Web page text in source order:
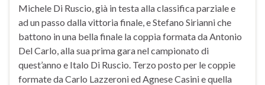
Michele Di Ruscio, già in testa alla classifica parziale e
ad un passo dalla vittoria finale, e Stefano Sirianni che
battono in una bella finale la coppia formata da Antonio
Del Carlo, alla sua prima gara nel campionato di
quest’anno e Italo Di Ruscio. Terzo posto per le coppie
formate da Carlo Lazzeroni ed Agnese Casini e quella